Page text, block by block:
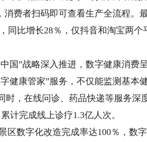
费者扫码即可查看生产全流程。
同比增长28％，仅抖音和淘宝两个
”战略深入推进，数字健康消费
健康管家”服务，不仅能监测基本
，在线问诊、药品快递等服务深
计完成线上诊疗1.3亿人次。
数字化改造完成率达100％，数